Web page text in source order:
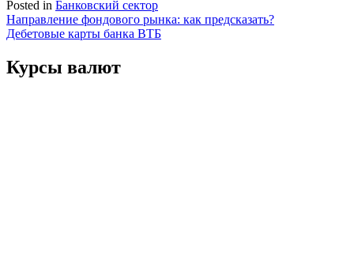
Posted in Банковский сектор
Навигация
по
записям
Направление фондового рынка: как предсказать?
Дебетовые карты банка ВТБ
Курсы валют